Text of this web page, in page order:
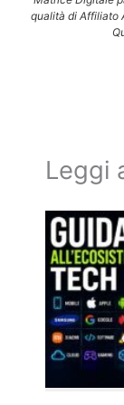
qualità di Affiliato
Leggi